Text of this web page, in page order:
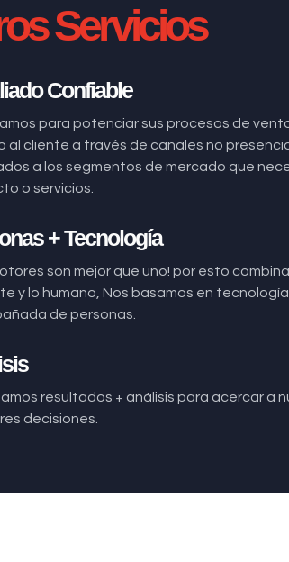
Servicios
Confiable
para potenciar sus procesos de
al cliente a través de canales no
a los segmentos de mercado que
o servicios.
+ Tecnología
son mejor que uno! por esto
y lo humano, Nos basamos en
de personas.
resultados + análisis para acercar a
decisiones.